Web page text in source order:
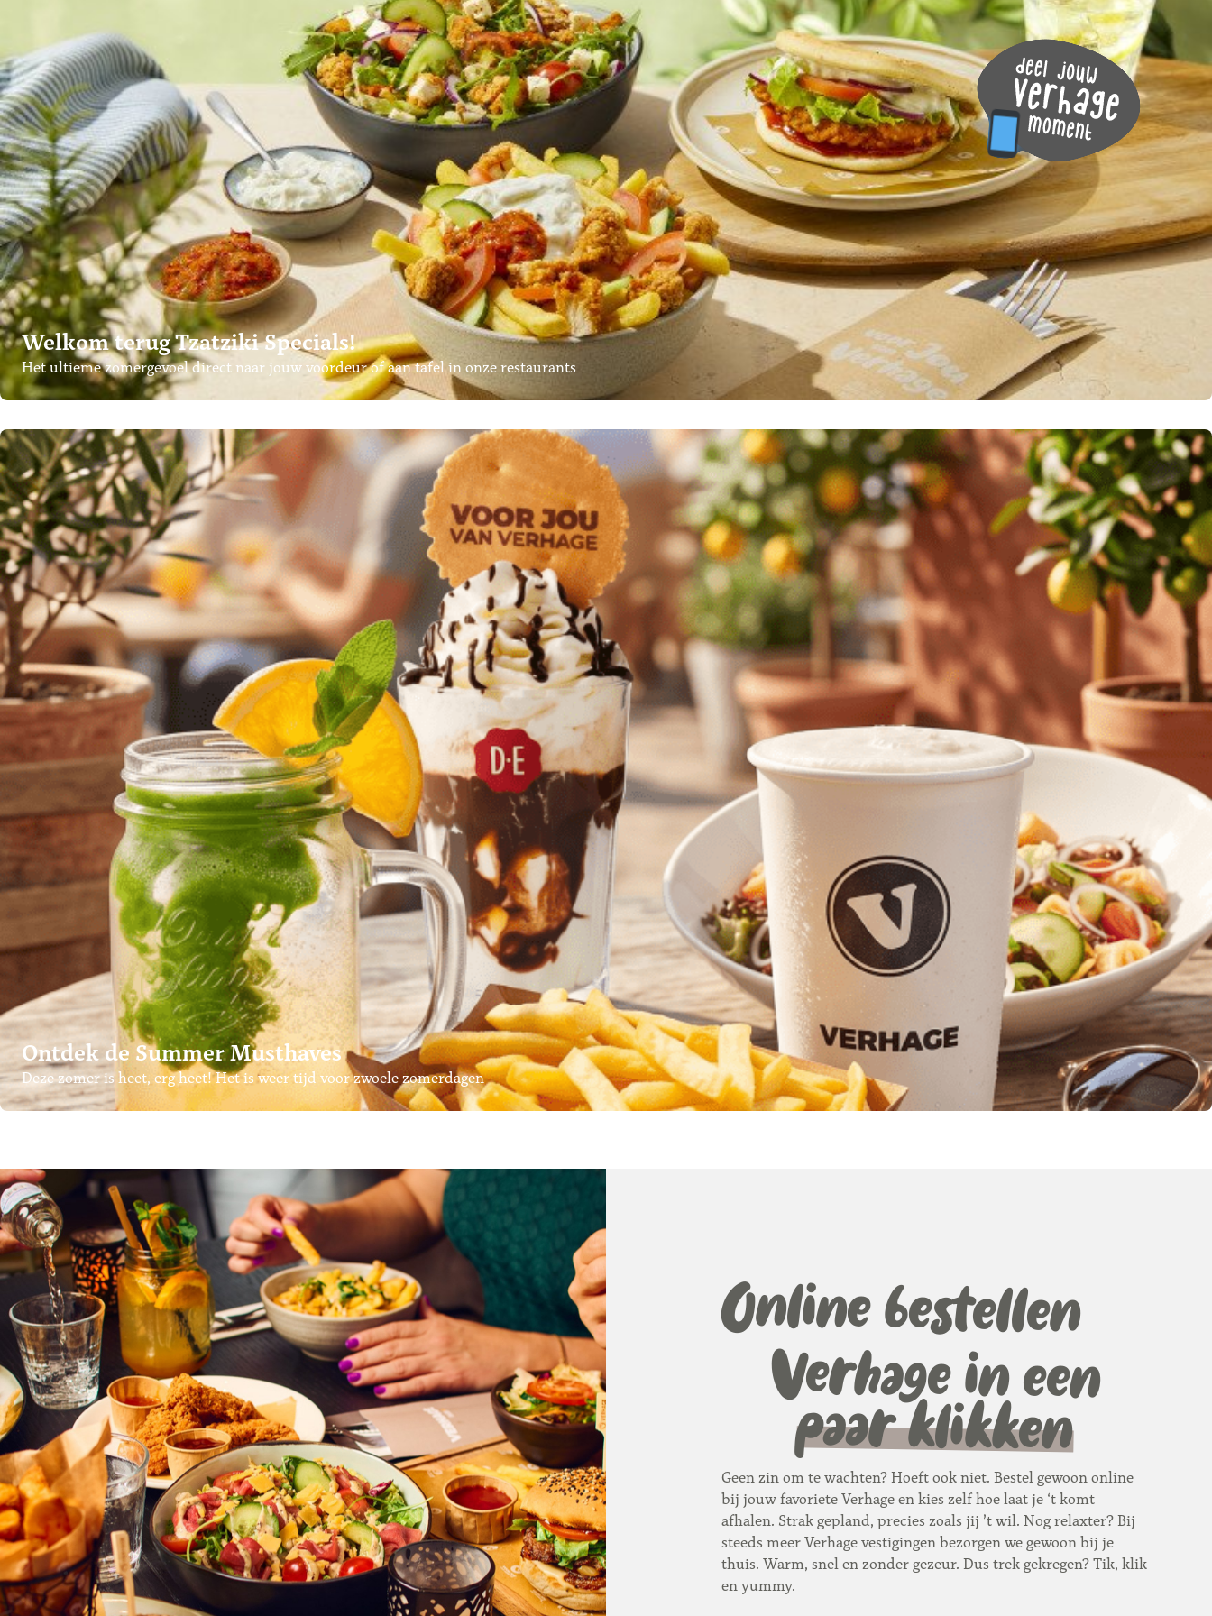
Welkom terug Tzatziki Specials!
Het ultieme zomergevoel direct naar jouw voordeur of aan tafel in onze restaurants
Ontdek de Summer Musthaves
Deze zomer is heet, erg heet! Het is weer tijd voor zwoele zomerdagen
Online bestellen
Verhage in een
paar klikken
Geen zin om te wachten? Hoeft ook niet. Bestel gewoon online
bij jouw favoriete Verhage en kies zelf hoe laat je ‘t komt
afhalen. Strak gepland, precies zoals jij ’t wil. Nog relaxter? Bij
steeds meer Verhage vestigingen bezorgen we gewoon bij je
thuis. Warm, snel en zonder gezeur. Dus trek gekregen? Tik, klik
en yummy.